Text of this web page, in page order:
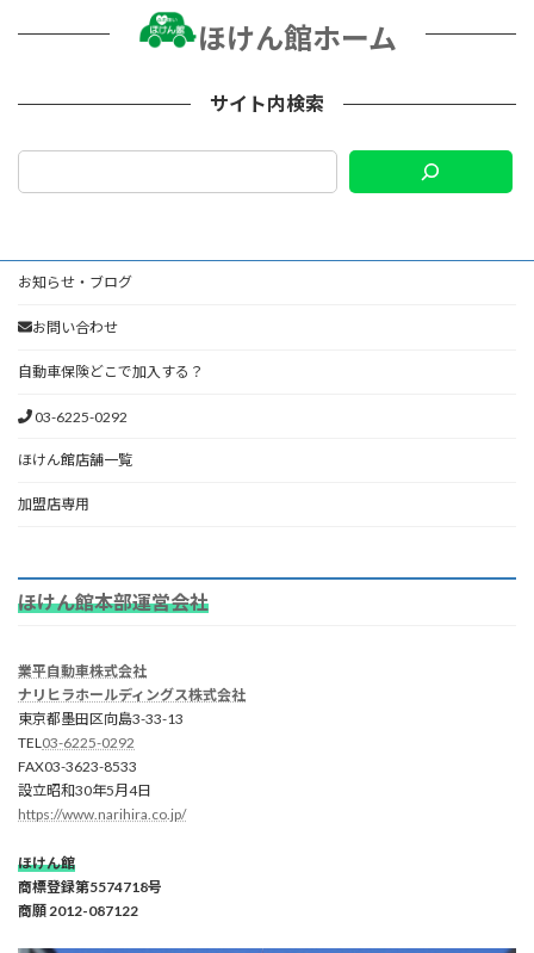
ほけん館ホーム
サイト内検索
お知らせ・ブログ
お問い合わせ
自動車保険どこで加入する？
03-6225-0292
ほけん館店舗一覧
加盟店専用
ほけん館本部運営会社
業平自動車株式会社
ナリヒラホールディングス株式会社
東京都墨田区向島3-33-13
TEL03-6225-0292
FAX03-3623-8533
設立昭和30年5月4日
https://www.narihira.co.jp/
ほけん館
商標登録第5574718号
商願 2012-087122